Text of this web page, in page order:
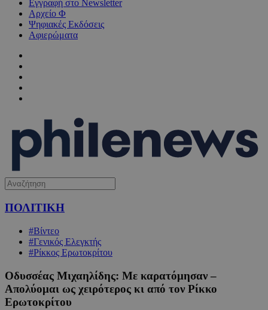
Εγγραφή στο Newsletter
Αρχείο Φ
Ψηφιακές Εκδόσεις
Αφιερώματα
ΠΟΛΙΤΙΚΗ
#Βίντεο
#Γενικός Ελεγκτής
#Ρίκκος Ερωτοκρίτου
Οδυσσέας Μιχαηλίδης: Με καρατόμησαν –
Aπολύομαι ως χειρότερος κι από τον Ρίκκο
Ερωτοκρίτου